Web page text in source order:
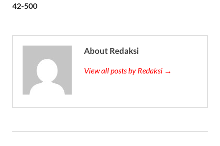
42-500
About Redaksi
View all posts by Redaksi →